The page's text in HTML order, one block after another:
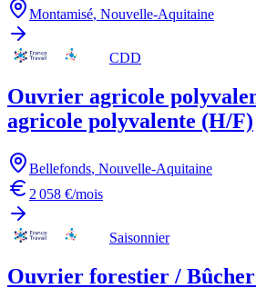
Montamisé, Nouvelle-Aquitaine
CDD
Ouvrier agricole
agricole polyvalente (H/F)
Bellefonds, Nouvelle-Aquitaine
2 058 €/mois
Saisonnier
Ouvrier forestier /